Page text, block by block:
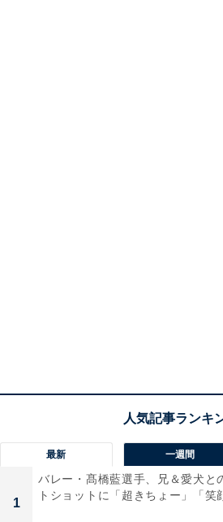
最新 一週間
1
バレー・髙橋藍選手、兄＆愛犬と
トショットに「超きちょー」「笑